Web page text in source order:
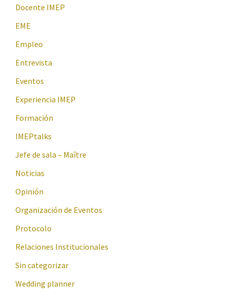
Docente IMEP
EME
Empleo
Entrevista
Eventos
Experiencia IMEP
Formación
IMEPtalks
Jefe de sala – Maître
Noticias
Opinión
Organización de Eventos
Protocolo
Relaciones Institucionales
Sin categorizar
Wedding planner